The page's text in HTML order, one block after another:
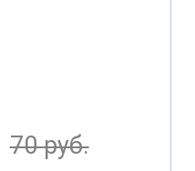
70 руб.